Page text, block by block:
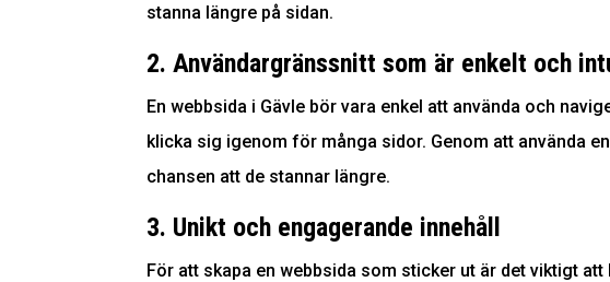
stanna längre på sidan.
2. Användargränssnitt som är enkelt och
En webbsida i Gävle bör vara enkel att använda och
klicka sig igenom för många sidor. Genom att använda
chansen att de stannar längre.
3. Unikt och engagerande innehåll
För att skapa en webbsida som sticker ut är det viktigt